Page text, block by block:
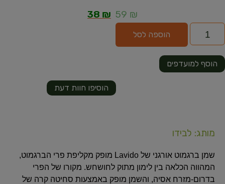
59 ₪
38 ₪
הוספה לסל
הוסיפו חוות דעת
הוסף למועדפים
מותג: לבידו
שמן ברגמוט אורגני של Lavido מופק מקליפת פרי הברגמוט,
המהווה הכלאה בין לימון מתוק לחושחש. מקורו של הפרי
בדרום-מזרח אסיה, והשמן מופק באמצעות סחיטה קרה של